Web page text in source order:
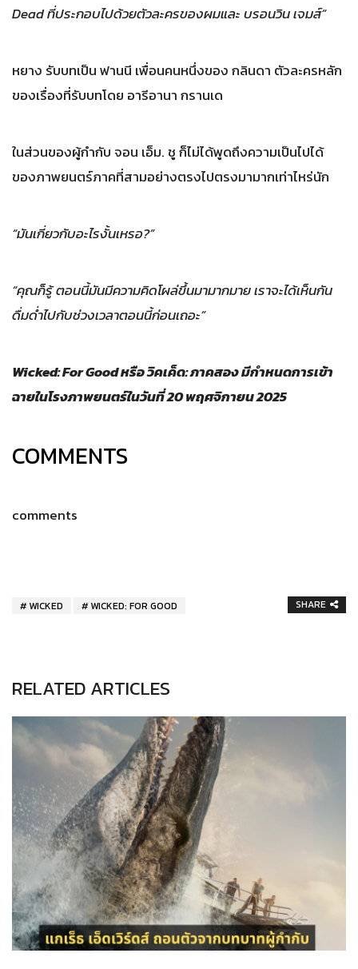
Dead ที่ประกอบไปด้วยตัวละครของผมและ บรอนวิน เจมส์”
หยาง รับบทเป็น ฟานนี เพื่อนคนหนึ่งของ กลินดา ตัวละครหลัก
ของเรื่องที่รับบทโดย อารีอานา กรานเด
ในส่วนของผู้กำกับ จอน เอ็ม. ชู ก็ไม่ได้พูดถึงความเป็นไปได้
ของภาพยนตร์ภาคที่สามอย่างตรงไปตรงมามากเท่าไหร่นัก
“มันเกี่ยวกับอะไรงั้นเหรอ?”
“คุณก็รู้ ตอนนี้มันมีความคิดโผล่ขึ้นมามากมาย เราจะได้เห็นกัน
ดื่มด่ำไปกับช่วงเวลาตอนนี้ก่อนเถอะ”
Wicked: For Good หรือ วิคเค็ด: ภาคสอง มีกำหนดการเข้า
ฉายในโรงภาพยนตร์ในวันที่ ​20 พฤศจิกายน 2025
COMMENTS
comments
WICKED WICKED: FOR GOOD SHARE
RELATED ARTICLES